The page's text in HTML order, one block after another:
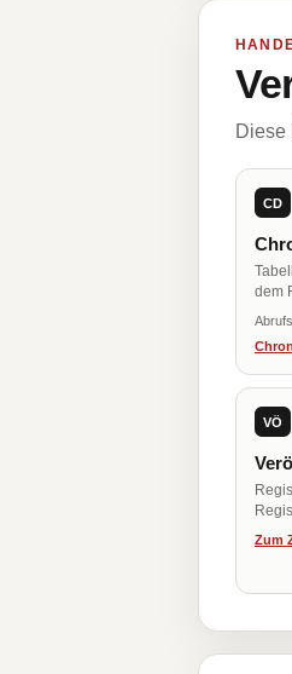
Diese
CD
dem
VÖ
Zum